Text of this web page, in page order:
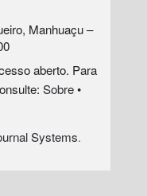
Manhuaçu –
aberto. Para
Sobre•
Systems.